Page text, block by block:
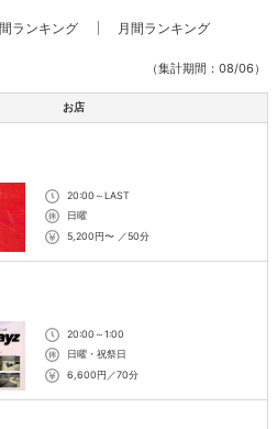
ランキング 月間ランキング
（集計期間：08/06）
お店
20:00～LAST
日曜
5,200円〜 ／50分
20:00～1:00
日曜・祝祭日
6,600円／70分